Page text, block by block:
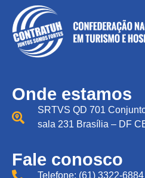
Onde estamos
SRTVS QD 701
sala 231 Brasília – DF
Fale conosco
Telefone: (61) 3322-6884